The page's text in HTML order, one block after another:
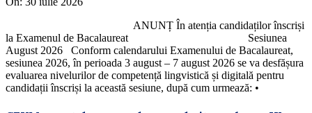
ANUNȚ În atenția candidaților înscriși
la Examenul de Bacalaureat Sesiunea
August 2026 Conform calendarului Examenului de Bacalaureat,
sesiunea 2026, în perioada 3 august – 7 august 2026 se va desfășura
evaluarea nivelurilor de competență lingvistică și digitală pentru
candidații înscriși la această sesiune, după cum urmează: •